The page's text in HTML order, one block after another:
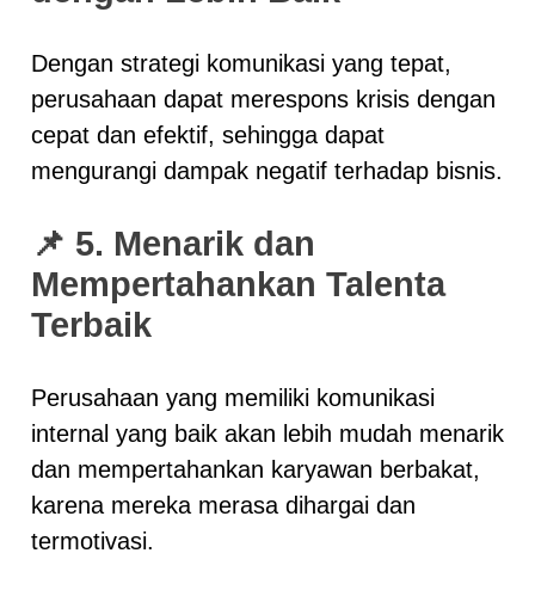
Dengan strategi komunikasi yang tepat,
perusahaan dapat merespons krisis dengan
cepat dan efektif, sehingga dapat
mengurangi dampak negatif terhadap bisnis.
📌 5. Menarik dan
Mempertahankan Talenta
Terbaik
Perusahaan yang memiliki komunikasi
internal yang baik akan lebih mudah menarik
dan mempertahankan karyawan berbakat,
karena mereka merasa dihargai dan
termotivasi.